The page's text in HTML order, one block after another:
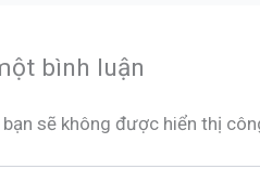
bình luận
sẽ không được hiển thị